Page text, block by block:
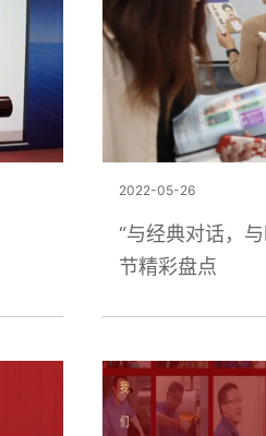
2022-05-26
“与经典对话，
节精彩盘点